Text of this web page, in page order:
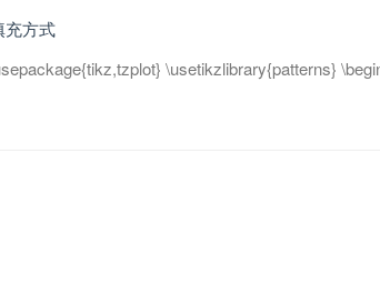
充方式
\usetikzlibrary{patterns}